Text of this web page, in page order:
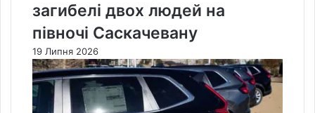
загибелі двох людей на
півночі Саскачевану
19 Липня 2026